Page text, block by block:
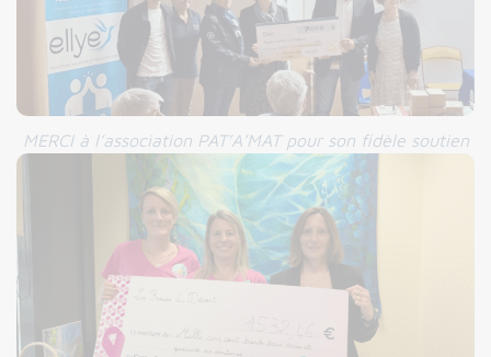
MERCI à l’association PAT’A’MAT pour son fidèle soutien